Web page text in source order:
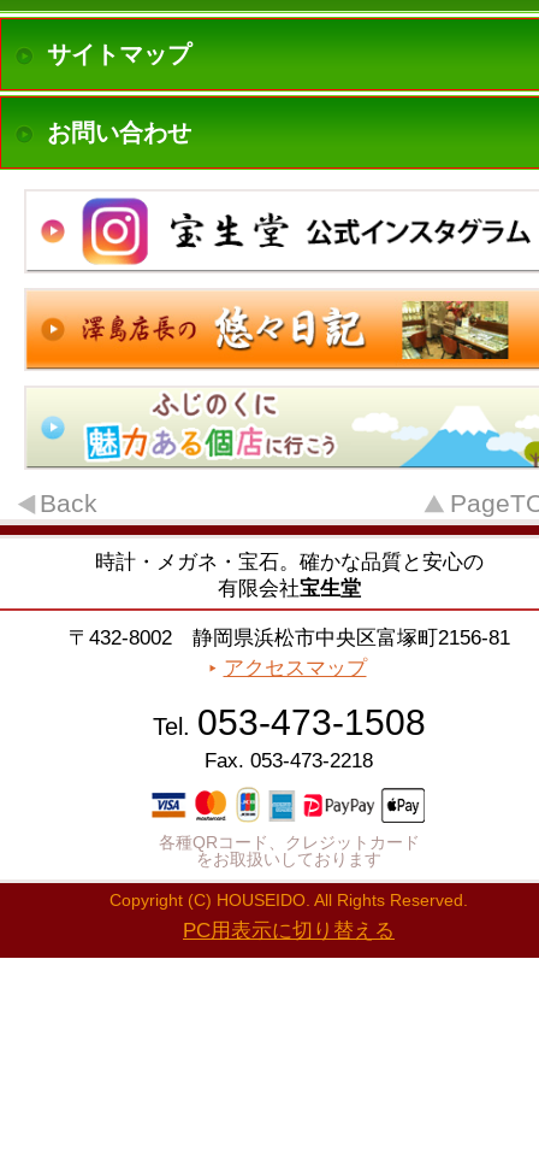
サイトマップ
お問い合わせ
Back
時計・メガネ・宝石。確かな品質と安心の
有限会社宝生堂
〒432-8002 静岡県浜松市中央区富塚町2156-81
アクセスマップ
Tel. 053-473-1508
Fax. 053-473-2218
各種QRコード、クレジットカード
をお取扱いしております
Copyright (C) HOUSEIDO. All Rights Reserved.
PC用表示に切り替える